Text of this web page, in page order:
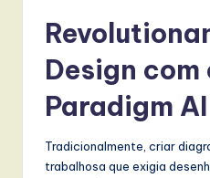
Design com
Paradigm AI
Tradicionalmente, criar
trabalhosa que exigia